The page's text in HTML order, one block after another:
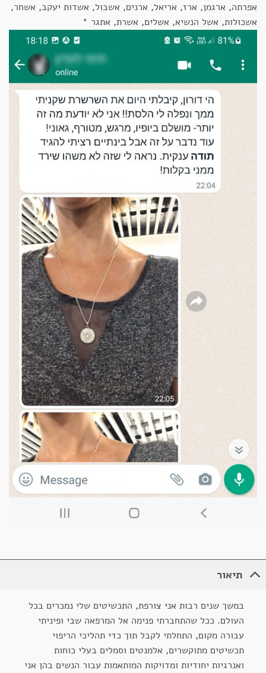
אפרתה, ארגמן, ארז, אריאל, ארנים, אשבול, אשדות יעקב, אשחר,
אשכולות, אשל הנשיא, אשלים, אשרת, אתגר *
תיאור
במשך שנים רבות אני צורפת, התכשיטים שלי נמכרים בכל
העולם. ככל שהתחברתי פנימה אל המרפאה שבי ופיניתי
עבורה מקום, התחלתי לקבל תוך כדי תהליכי הריפוי
תכשיטים מתוקשרים, אלמנטים וסמלים בעלי כוחות
ואנרגיות יחודיות ומדויקות המותאמות עבור הנשים בהן אני